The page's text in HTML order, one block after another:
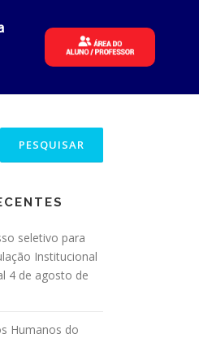
seletivo para
Institucional
4 de agosto de
Humanos do